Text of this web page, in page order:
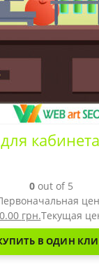
0out of 5
грн.Текущая
В ОДИН